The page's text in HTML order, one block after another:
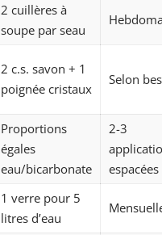
2 cuillères à
soupe par seau
2 c.s. savon + 1
poignée cristaux
Selon
Proportions
égales
eau/bicarbonate
2-3
espacées
1 verre pour 5
litres d’eau